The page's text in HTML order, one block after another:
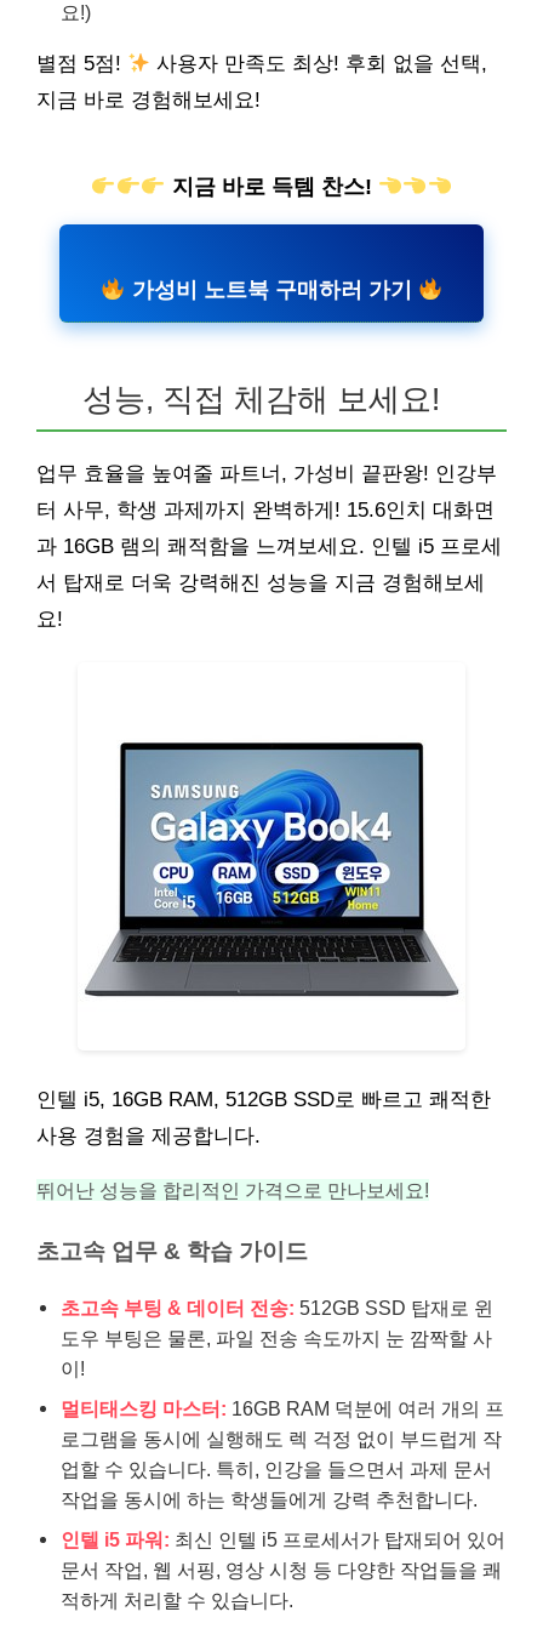
요!)
별점 5점!
사용자 만족도 최상! 후회 없을 선택,
지금 바로 경험해보세요!
지금 바로 득템 찬스!
가성비 노트북 구매하러 가기
성능, 직접 체감해 보세요!
업무 효율을 높여줄 파트너, 가성비 끝판왕! 인강부
터 사무, 학생 과제까지 완벽하게! 15.6인치 대화면
과 16GB 램의 쾌적함을 느껴보세요. 인텔 i5 프로세
서 탑재로 더욱 강력해진 성능을 지금 경험해보세
요!
인텔 i5, 16GB RAM, 512GB SSD로 빠르고 쾌적한
사용 경험을 제공합니다.
뛰어난 성능을 합리적인 가격으로 만나보세요!
초고속 업무 & 학습 가이드
초고속 부팅 & 데이터 전송: 512GB SSD 탑재로 윈
도우 부팅은 물론, 파일 전송 속도까지 눈 깜짝할 사
이!
멀티태스킹 마스터: 16GB RAM 덕분에 여러 개의 프
로그램을 동시에 실행해도 렉 걱정 없이 부드럽게 작
업할 수 있습니다. 특히, 인강을 들으면서 과제 문서
작업을 동시에 하는 학생들에게 강력 추천합니다.
인텔 i5 파워: 최신 인텔 i5 프로세서가 탑재되어 있어
문서 작업, 웹 서핑, 영상 시청 등 다양한 작업들을 쾌
적하게 처리할 수 있습니다.